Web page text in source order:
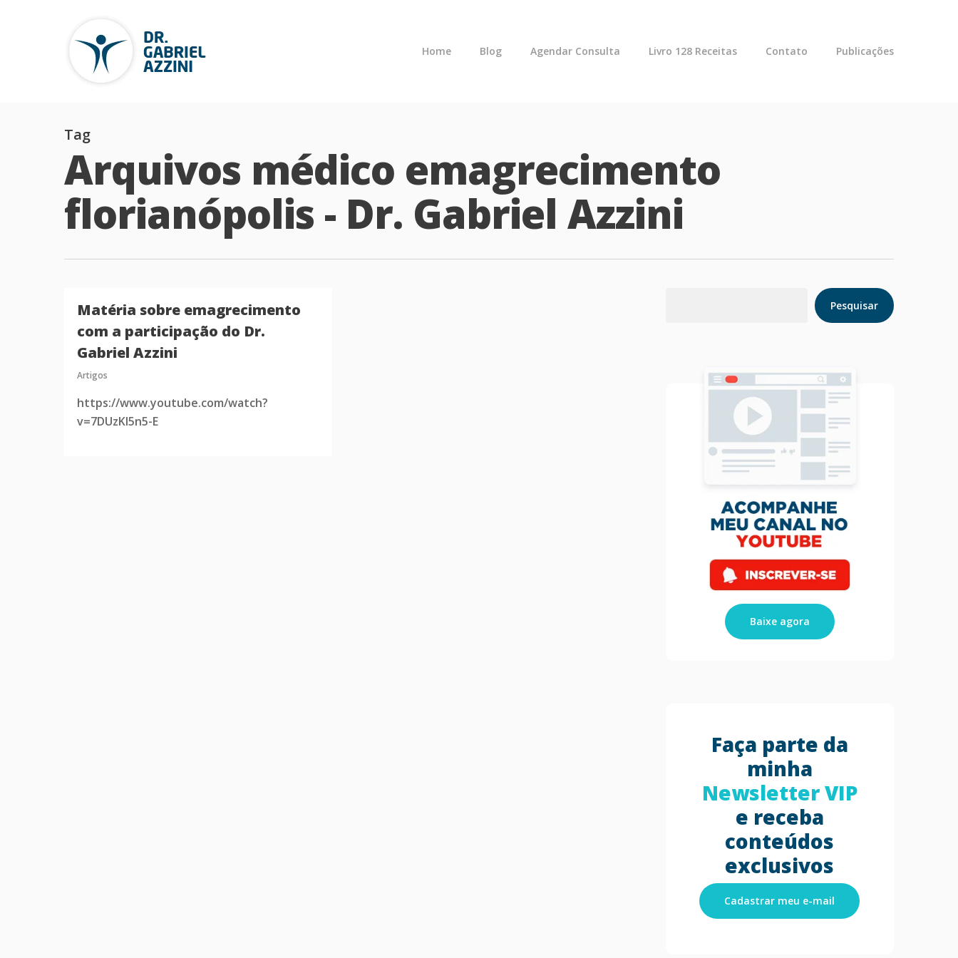
Home Blog Agendar Consulta Livro 128 Receitas Contato Publicações
Tag
Arquivos médico emagrecimento
florianópolis - Dr. Gabriel Azzini
Matéria sobre emagrecimento
com a participação do Dr.
Gabriel Azzini
Artigos
https://www.youtube.com/watch?
v=7DUzKl5n5-E
Pesquisar
Baixe agora
Faça parte da
minha
Newsletter VIP
e receba
conteúdos
exclusivos
Cadastrar meu e-mail